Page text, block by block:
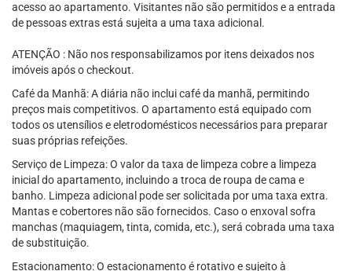
acesso ao apartamento. Visitantes não são permitidos e a entrada
de pessoas extras está sujeita a uma taxa adicional.
ATENÇÃO : Não nos responsabilizamos por itens deixados nos
imóveis após o checkout.
Café da Manhã: A diária não inclui café da manhã, permitindo
preços mais competitivos. O apartamento está equipado com
todos os utensílios e eletrodomésticos necessários para preparar
suas próprias refeições.
Serviço de Limpeza: O valor da taxa de limpeza cobre a limpeza
inicial do apartamento, incluindo a troca de roupa de cama e
banho. Limpeza adicional pode ser solicitada por uma taxa extra.
Mantas e cobertores não são fornecidos. Caso o enxoval sofra
manchas (maquiagem, tinta, comida, etc.), será cobrada uma taxa
de substituição.
Estacionamento: O estacionamento é rotativo e sujeito à